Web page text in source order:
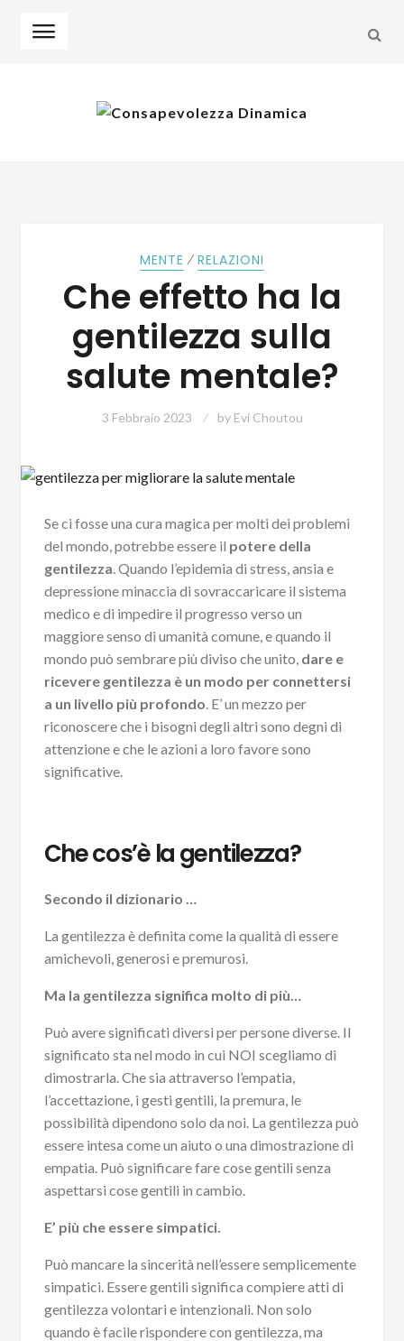
MENTE ⁄ RELAZIONI
Che effetto ha la
gentilezza sulla
salute mentale?
3 Febbraio 2023 by Evi Choutou
Se ci fosse una cura magica per molti dei problemi
del mondo, potrebbe essere il potere della
gentilezza . Quando l’epidemia di stress, ansia e
depressione minaccia di sovraccaricare il sistema
medico e di impedire il progresso verso un
maggiore senso di umanità comune, e quando il
mondo può sembrare più diviso che unito, dare e
ricevere gentilezza è un modo per connettersi
a un livello più profondo . E’ un mezzo per
riconoscere che i bisogni degli altri sono degni di
attenzione e che le azioni a loro favore sono
significative.
Che cos’è la gentilezza?
Secondo il dizionario …
La gentilezza è definita come la qualità di essere
amichevoli, generosi e premurosi.
Ma la gentilezza significa molto di più…
Può avere significati diversi per persone diverse. Il
significato sta nel modo in cui NOI scegliamo di
dimostrarla. Che sia attraverso l’empatia,
l’accettazione, i gesti gentili, la premura, le
possibilità dipendono solo da noi. La gentilezza può
essere intesa come un aiuto o una dimostrazione di
empatia. Può significare fare cose gentili senza
aspettarsi cose gentili in cambio.
E’ più che essere simpatici.
Può mancare la sincerità nell’essere semplicemente
simpatici. Essere gentili significa compiere atti di
gentilezza volontari e intenzionali. Non solo
quando è facile rispondere con gentilezza, ma